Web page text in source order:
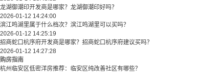
龙湖御潮印开发商是哪家？龙湖御潮印好吗？
2026-01-12 14:24:00
滨江鸣湖里属于什么档次？滨江鸣湖里可以买吗？
2026-01-12 14:25:19
招商蛇口杭序府开发商是哪家？招商蛇口杭序府建议买吗？
2026-01-12 14:27:28
购房指南
杭州临安区低密洋房推荐：临安区纯改善社区有哪些？